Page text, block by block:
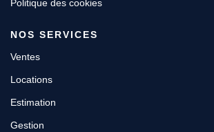
Politique des cookies
NOS SERVICES
Ventes
Locations
Estimation
Gestion